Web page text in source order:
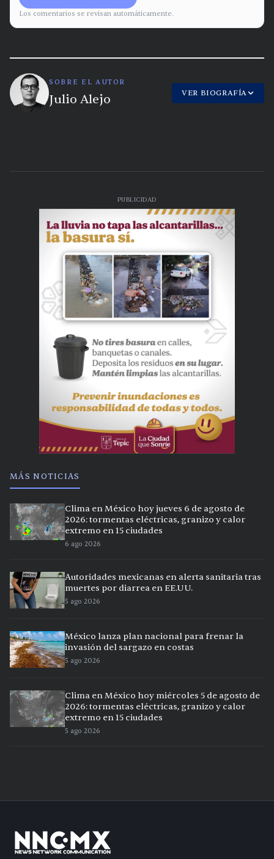
Los comentarios se revisan automáticamente.
SOBRE EL AUTOR
Julio Alejo VER BIOGRAFÍA
PUBLICIDAD
MÁS NOTICIAS
Clima en México hoy jueves 6 de agosto de
2026: tormentas eléctricas, granizo y calor
extremo en 15 ciudades
6 ago 2026
Autoridades mexicanas en alerta sanitaria tras
muertes por diarrea en EE.UU.
5 ago 2026
México lanza plan nacional para frenar la
invasión del sargazo en costas
5 ago 2026
Clima en México hoy miércoles 5 de agosto de
2026: tormentas eléctricas, granizo y calor
extremo en 15 ciudades
5 ago 2026